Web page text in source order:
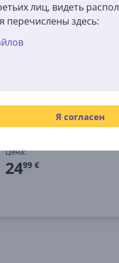
лиц, видеть
перечислены здесь:
Я согласен
На складе
Цена:
2499 €